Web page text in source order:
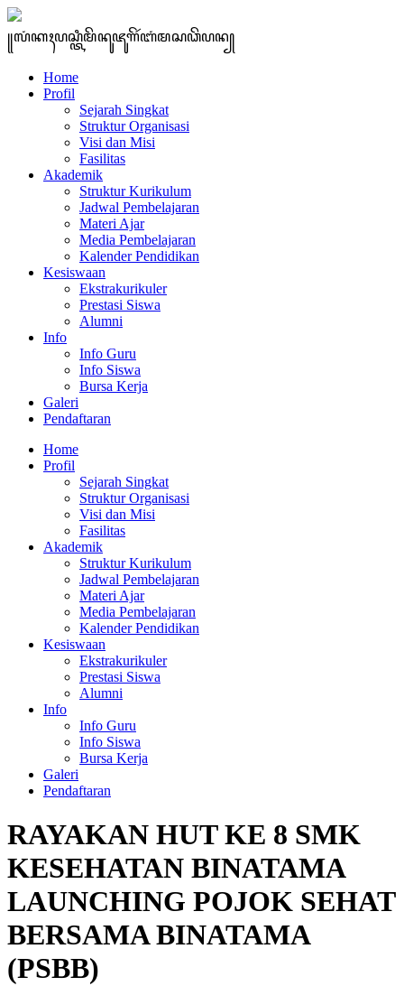
꧋ꦭꦁꦏꦃꦥꦱ꧀ꦠꦶꦩꦼꦤꦸꦗꦸꦒꦼꦂꦧꦁꦩꦱꦣꦼꦥꦤ꧀
Home
Profil
Sejarah Singkat
Struktur Organisasi
Visi dan Misi
Fasilitas
Akademik
Struktur Kurikulum
Jadwal Pembelajaran
Materi Ajar
Media Pembelajaran
Kalender Pendidikan
Kesiswaan
Ekstrakurikuler
Prestasi Siswa
Alumni
Info
Info Guru
Info Siswa
Bursa Kerja
Galeri
Pendaftaran
Home
Profil
Sejarah Singkat
Struktur Organisasi
Visi dan Misi
Fasilitas
Akademik
Struktur Kurikulum
Jadwal Pembelajaran
Materi Ajar
Media Pembelajaran
Kalender Pendidikan
Kesiswaan
Ekstrakurikuler
Prestasi Siswa
Alumni
Info
Info Guru
Info Siswa
Bursa Kerja
Galeri
Pendaftaran
RAYAKAN HUT KE 8 SMK
KESEHATAN BINATAMA
LAUNCHING POJOK SEHAT
BERSAMA BINATAMA
(PSBB)